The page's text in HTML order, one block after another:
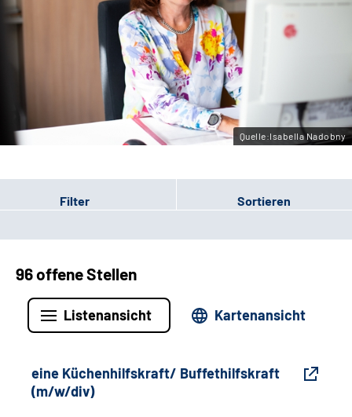
Erweiterte Suche
Gebärdensprache
Leichte Sprache
Quelle:Isabella Nadobny
Filter Sortieren
96 offene Stellen
Listenansicht Kartenansicht
eine Küchenhilfskraft/ Buffethilfskraft
(m/w/div)